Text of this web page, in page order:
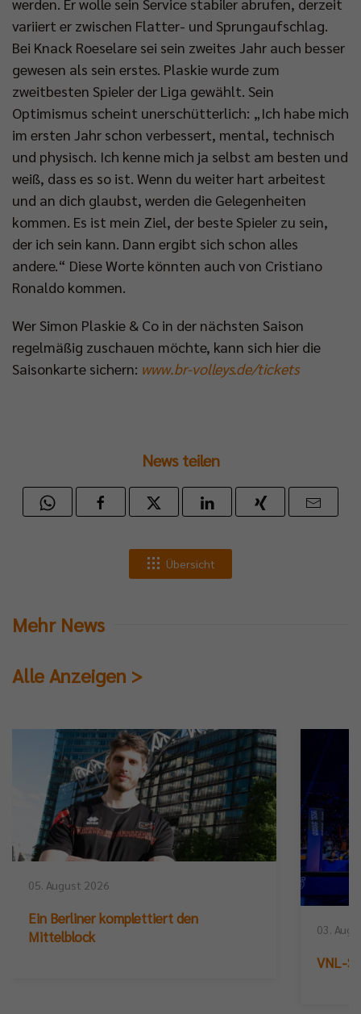
variiert er zwischen Flatter- und Sprungaufschlag.
Bei Knack Roeselare sei sein zweites Jahr auch besser
gewesen als sein erstes. Plaskie wurde zum
zweitbesten Spieler der Liga gewählt. Sein
Optimismus scheint unerschütterlich: „Ich habe mich
im ersten Jahr schon verbessert, mental, technisch
und physisch. Ich kenne mich ja selbst am besten und
weiß, dass es so ist. Wenn du weiter hart arbeitest
und an dich glaubst, werden die Gelegenheiten
kommen. Es ist mein Ziel, der beste Spieler zu sein,
der ich sein kann. Dann ergibt sich schon alles
andere.“ Diese Worte könnten auch von Cristiano
Ronaldo kommen.
Wer Simon Plaskie & Co in der nächsten Saison
regelmäßig zuschauen möchte, kann sich hier die
Saisonkarte sichern: www.br-volleys.de/tickets
News teilen
Übersicht
Mehr News
Alle Anzeigen >
05. August 2026
Ein Berliner komplettiert den
Mittelblock
03.
VNL-